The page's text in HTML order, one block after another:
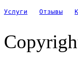
Услуги Отзывы